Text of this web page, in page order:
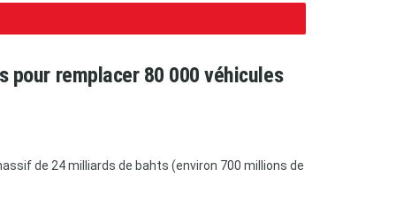
pour remplacer 80 000 véhicules
de 24 milliards de bahts (environ 700 millions de